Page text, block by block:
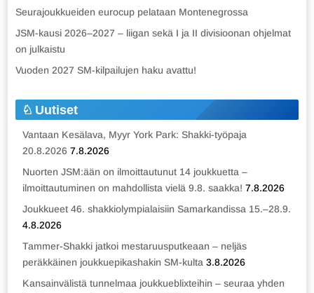
Seurajoukkueiden eurocup pelataan Montenegrossa
JSM-kausi 2026–2027 – liigan sekä I ja II divisioonan ohjelmat
on julkaistu
Vuoden 2027 SM-kilpailujen haku avattu!
Uutiset
Vantaan Kesälava, Myyr York Park: Shakki-työpaja
20.8.2026 7.8.2026
Nuorten JSM:ään on ilmoittautunut 14 joukkuetta –
ilmoittautuminen on mahdollista vielä 9.8. saakka! 7.8.2026
Joukkueet 46. shakkiolympialaisiin Samarkandissa 15.–28.9.
4.8.2026
Tammer-Shakki jatkoi mestaruusputkeaan – neljäs
peräkkäinen joukkuepikashakin SM-kulta 3.8.2026
Kansainvälistä tunnelmaa joukkueblixteihin – seuraa yhden